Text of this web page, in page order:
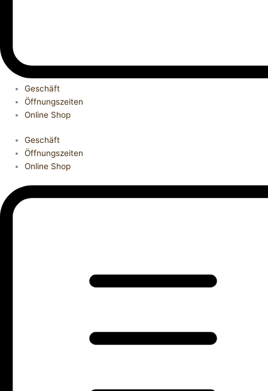
Geschäft
Öffnungszeiten
Online Shop
Geschäft
Öffnungszeiten
Online Shop